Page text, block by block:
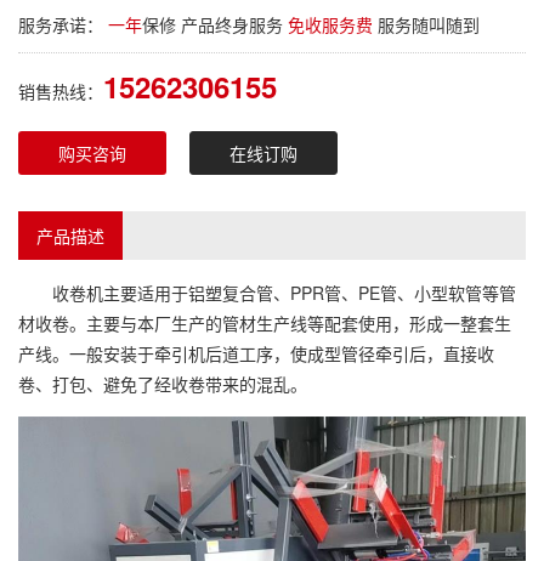
服务承诺： 一年保修 产品终身服务 免收服务费 服务随叫随到
销售热线： 15262306155
购买咨询 在线订购
产品描述
收卷机主要适用于铝塑复合管、PPR管、PE管、小型软管等管
材收卷。主要与本厂生产的管材生产线等配套使用，形成一整套生
产线。一般安装于牵引机后道工序，使成型管径牵引后，直接收
卷、打包、避免了经收卷带来的混乱。